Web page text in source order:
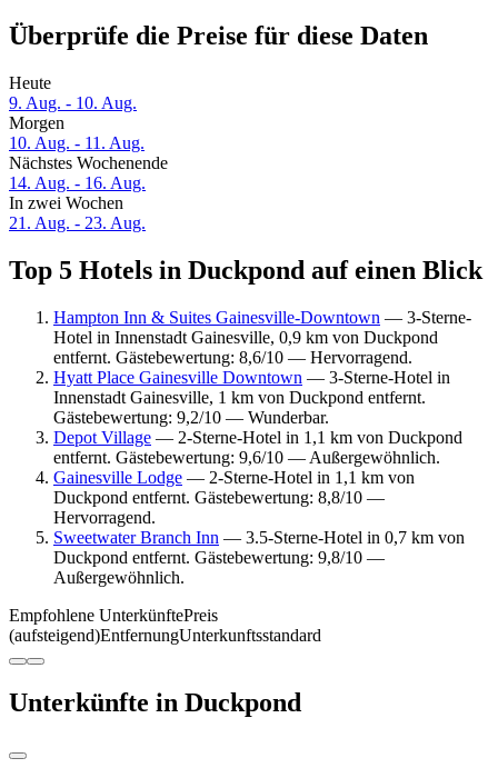
Überprüfe die Preise für diese Daten
Heute
9. Aug. - 10. Aug.
Morgen
10. Aug. - 11. Aug.
Nächstes Wochenende
14. Aug. - 16. Aug.
In zwei Wochen
21. Aug. - 23. Aug.
Top 5 Hotels in Duckpond auf einen Blick
Hampton Inn & Suites Gainesville-Downtown — 3-Sterne-
Hotel in Innenstadt Gainesville, 0,9 km von Duckpond
entfernt. Gästebewertung: 8,6/10 — Hervorragend.
Hyatt Place Gainesville Downtown — 3-Sterne-Hotel in
Innenstadt Gainesville, 1 km von Duckpond entfernt.
Gästebewertung: 9,2/10 — Wunderbar.
Depot Village — 2-Sterne-Hotel in 1,1 km von Duckpond
entfernt. Gästebewertung: 9,6/10 — Außergewöhnlich.
Gainesville Lodge — 2-Sterne-Hotel in 1,1 km von
Duckpond entfernt. Gästebewertung: 8,8/10 —
Hervorragend.
Sweetwater Branch Inn — 3.5-Sterne-Hotel in 0,7 km von
Duckpond entfernt. Gästebewertung: 9,8/10 —
Außergewöhnlich.
Empfohlene UnterkünftePreis
(aufsteigend)EntfernungUnterkunftsstandard
Unterkünfte in Duckpond